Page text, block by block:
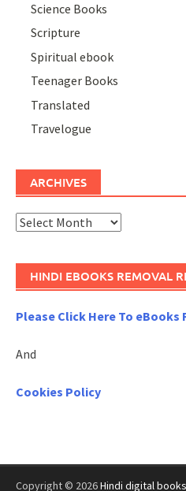
Science Books
Scripture
Spiritual ebook
Teenager Books
Translated
Travelogue
ARCHIVES
Archives
HINDI EBOOKS REMOVAL
Please Click Here To
And
Cookies Policy
Copyright © 2026Hindi digital